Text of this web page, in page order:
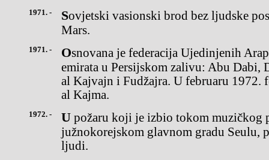
1971. - Sovjetski vasionski brod bez ljudske posade Mars 3 spustio se na
Mars.
1971. - Osnovana je federacija Ujedinjenih Arapskih Emirata od šest
emirata u Persijskom zalivu: Abu Dabi,
al Kajvajn i Fudžajra. U februaru 1972.
al Kajma.
1972. - U požaru koji je izbio tokom muzičkog pop festivala u
južnokorejskom glavnom gradu Seulu,
ljudi.